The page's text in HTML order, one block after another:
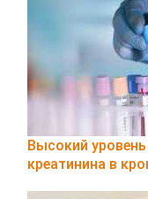
Высокий
креатинина в